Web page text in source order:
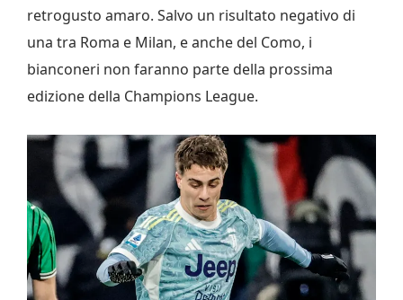
retrogusto amaro. Salvo un risultato negativo di
una tra Roma e Milan, e anche del Como, i
bianconeri non faranno parte della prossima
edizione della Champions League.